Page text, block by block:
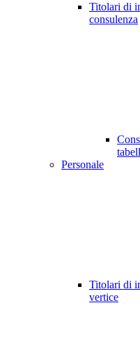
Titolari di
consulenza
Personale
Titolari di
vertice